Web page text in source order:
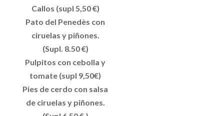
Callos (supl 5,50 €)
Pato del Penedès con
ciruelas y piñones.
(Supl. 8.50 €)
Pulpitos con cebolla y
tomate (supl 9,50€)
Pies de cerdo con salsa
de ciruelas y piñones.